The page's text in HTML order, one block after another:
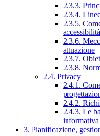
2.3.3.
2.3.4.
2.3.5.
accessibilità
2.3.6.
attuazione
2.3.7.
2.3.8.
2.4. Privacy
2.4.1.
2.4.2.
2.4.3. Le
3. Pianificazione,